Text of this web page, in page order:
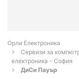
Орли Електроника
Сервизи за
електроника - София
ДиСи Пауър